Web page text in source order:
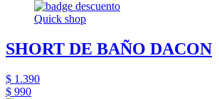
Quick shop
SHORT DE BAÑO DACON
$ 1.390
$ 990